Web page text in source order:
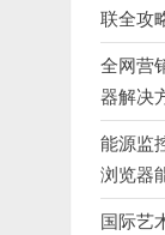
联全攻
全网营
器解决
能源监
浏览器
国际艺